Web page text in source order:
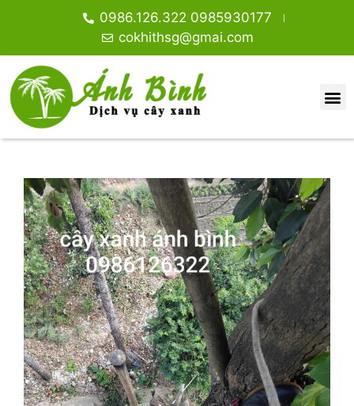
0986.126.322 0985930177
cokhithsg@gmai.com